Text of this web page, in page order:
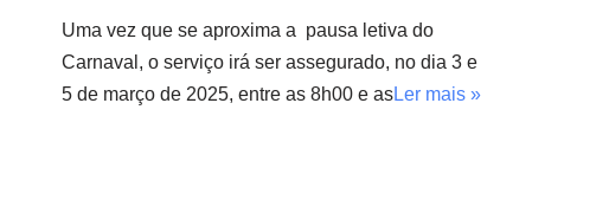
Uma vez que se aproxima a pausa letiva do
Carnaval, o serviço irá ser assegurado, no dia 3 e
5 de março de 2025, entre as 8h00 e asLer mais »